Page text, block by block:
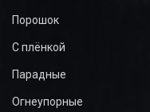
Порошок
С плёнкой
Парадные
Огнеупорные